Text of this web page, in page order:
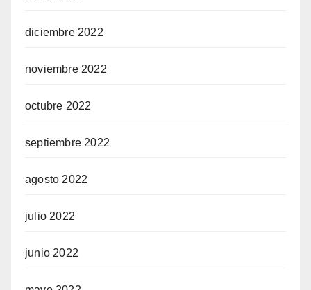
diciembre 2022
noviembre 2022
octubre 2022
septiembre 2022
agosto 2022
julio 2022
junio 2022